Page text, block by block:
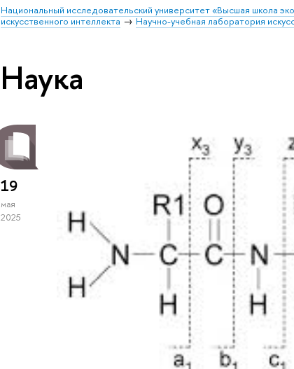
Национальный исследовательский университет «Высшая школа
искусственного интеллекта
Научно-учебная лаборатория
Наука
19
мая
2025